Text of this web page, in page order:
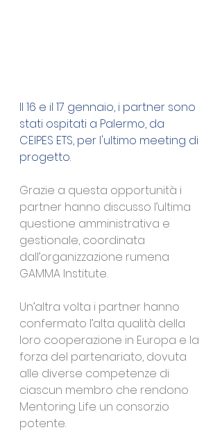
Il 16 e il 17 gennaio, i partner sono
stati ospitati a Palermo, da
CEIPES ETS, per l'ultimo meeting di
progetto.
Grazie a questa opportunità i
partner hanno discusso l’ultima
questione amministrativa e
gestionale, coordinata
dall’organizzazione rumena
GAMMA Institute.
Un’altra volta i partner hanno
confermato l’alta qualità della
loro cooperazione in Europa e la
forza del partenariato, dovuta
alle diverse competenze di
ciascun membro che rendono
Mentoring Life un consorzio
potente.